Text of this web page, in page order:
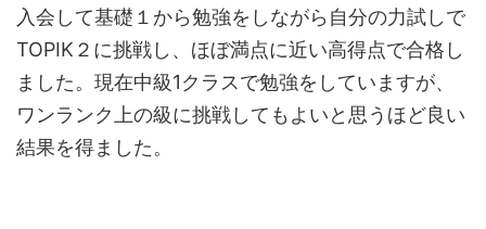
入会して基礎１から勉強をしながら自分の力試しで
TOPIK２に挑戦し、ほぼ満点に近い高得点で合格し
ました。現在中級1クラスで勉強をしていますが、
ワンランク上の級に挑戦してもよいと思うほど良い
結果を得ました。